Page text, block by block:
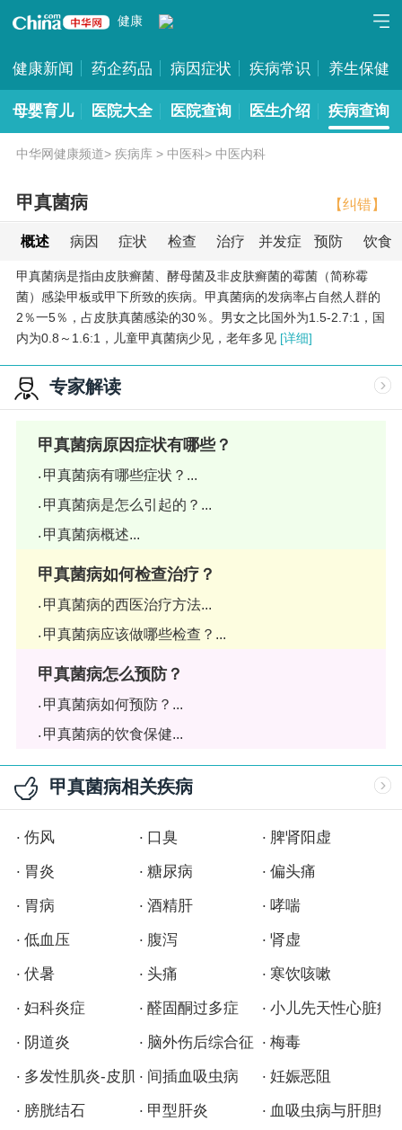
健康
健康新闻 药企药品 病因症状 疾病常识 养生保健
母婴育儿 医院大全 医院查询 医生介绍 疾病查询
中华网健康频道> 疾病库> 中医科> 中医内科
甲真菌病 【纠错】
概述 病因 症状 检查 治疗 并发症 预防 饮食
甲真菌病是指由皮肤癣菌、酵母菌及非皮肤癣菌的霉菌（简称霉
菌）感染甲板或甲下所致的疾病。甲真菌病的发病率占自然人群的
2％一5％，占皮肤真菌感染的30％。男女之比国外为1.5-2.7:1，国
内为0.8～1.6:1，儿童甲真菌病少见，老年多见 [详细]
专家解读
甲真菌病原因症状有哪些？
甲真菌病有哪些症状？...
甲真菌病是怎么引起的？...
甲真菌病概述...
甲真菌病如何检查治疗？
甲真菌病的西医治疗方法...
甲真菌病应该做哪些检查？...
甲真菌病怎么预防？
甲真菌病如何预防？...
甲真菌病的饮食保健...
甲真菌病相关疾病
伤风 口臭
脾肾阳虚
胃炎
糖尿病
偏头痛
胃病
酒精肝
哮喘
低血压
腹泻
肾虚
伏暑
头痛
寒饮咳嗽
妇科炎症
醛固酮过多症
小儿先天性心脏病
阴道炎
脑外伤后综合征
梅毒
多发性肌炎-皮肌炎间插血吸虫病
妊娠恶阻
膀胱结石
甲型肝炎
血吸虫病与肝胆疾